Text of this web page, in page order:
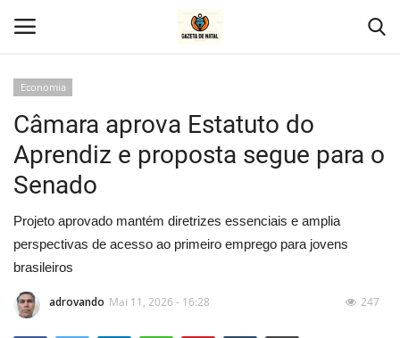
Home
Geral
Politica
Saúde
Entretenimento
Economia
Câmara aprova Estatuto do
Aprendiz e proposta segue para o
Senado
Projeto aprovado mantém diretrizes essenciais e amplia
perspectivas de acesso ao primeiro emprego para jovens
brasileiros
adrovando Mai 11, 2026 - 16:28 247